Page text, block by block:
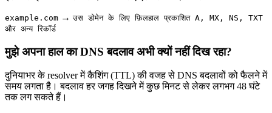
example.com → उस डोमेन के लिए फ़िलहाल प्रकाशित A, MX, NS, TXT
और अन्य रिकॉर्ड
मुझे अपना हाल का DNS बदलाव अभी क्यों नहीं दिख रहा?
दुनियाभर के resolver में कैशिंग (TTL) की वजह से DNS बदलावों को फैलने में
समय लगता है। बदलाव हर जगह दिखने में कुछ मिनट से लेकर लगभग 48 घंटे
तक लग सकते हैं।